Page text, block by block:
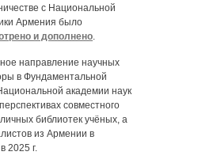
с Национальной
Армения было
и дополнено.
направление научных
в Фундаментальной
академии наук
совместного
библиотек учёных, а
из Армении в
в 2025 г.